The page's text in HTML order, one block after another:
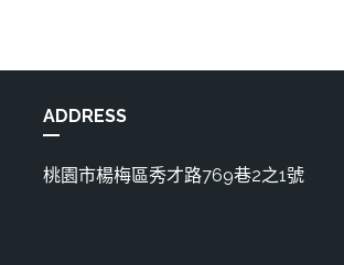
ADDRESS
桃園市楊梅區秀才路769巷2之1號